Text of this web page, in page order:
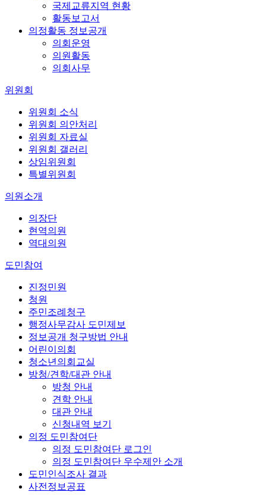
국제교류지역 현황
활동보고서
의정활동 정보공개
의회운영
의원활동
의회사무
위원회
위원회 소식
위원회 의안처리
위원회 자료실
위원회 갤러리
상임위원회
특별위원회
의원소개
의장단
현역의원
역대의원
도민참여
진정민원
청원
주민조례청구
행정사무감사 도민제보
정보공개 청구방법 안내
어린이의회
청소년의회교실
방청/견학/대관 안내
방청 안내
견학 안내
대관 안내
신청내역 보기
의정 도민참여단
의정 도민참여단 로그인
의정 도민참여단 우수제안 소개
도민인식조사 결과
사전정보공표